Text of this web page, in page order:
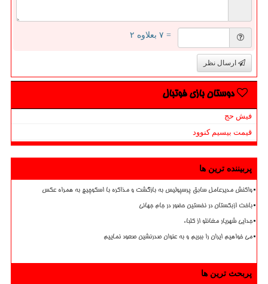
= ۷ بعلاوه ۲
ارسال نظر
دوستان بازی فوتبال
فیش حج
قیمت بیسیم کنوود
پربیننده ترین ها
واکنش مدیرعامل سابق پرسپولیس به بازگشت و مذاکره با اسکوچیچ به همراه عکس
باخت ازبکستان در نخستین حضور در جام جهانی
جدایی شهریار مغانلو از کلباء
می خواهیم ایران را ببریم و به عنوان صدرنشین صعود نماییم
پربحث ترین ها